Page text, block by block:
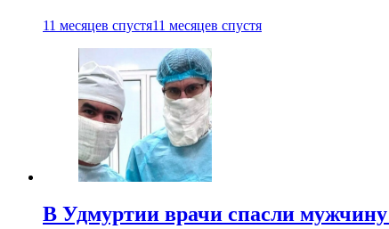
11 месяцев спустя11 месяцев спустя
В Удмуртии врачи спасли